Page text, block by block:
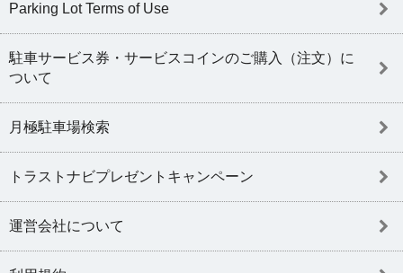
Parking Lot Terms of Use
駐車サービス券・サービスコインのご購入（注文）に
ついて
月極駐車場検索
トラストナビプレゼントキャンペーン
運営会社について